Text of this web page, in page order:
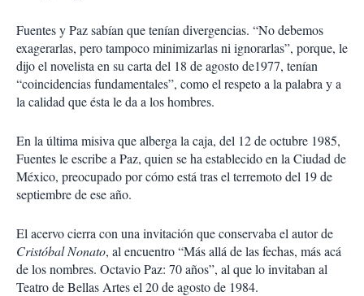
Fuentes y Paz sabían que tenían divergencias. “No debemos
exagerarlas, pero tampoco minimizarlas ni ignorarlas”, porque, le
dijo el novelista en su carta del 18 de agosto de1977, tenían
“coincidencias fundamentales”, como el respeto a la palabra y a
la calidad que ésta le da a los hombres.
En la última misiva que alberga la caja, del 12 de octubre 1985,
Fuentes le escribe a Paz, quien se ha establecido en la Ciudad de
México, preocupado por cómo está tras el terremoto del 19 de
septiembre de ese año.
El acervo cierra con una invitación que conservaba el autor de
Cristóbal Nonato, al encuentro “Más allá de las fechas, más acá
de los nombres. Octavio Paz: 70 años”, al que lo invitaban al
Teatro de Bellas Artes el 20 de agosto de 1984.